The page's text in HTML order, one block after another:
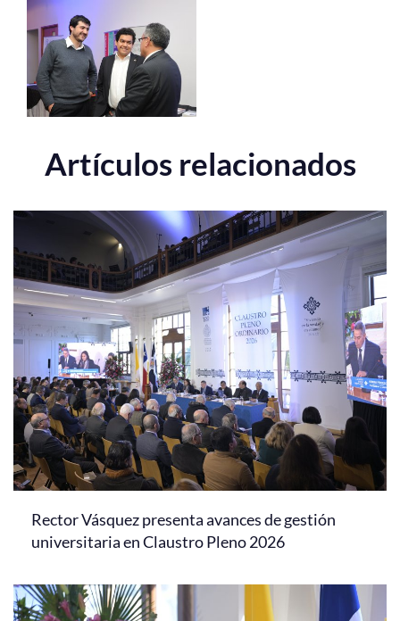
Artículos relacionados
Rector Vásquez presenta avances de gestión
universitaria en Claustro Pleno 2026